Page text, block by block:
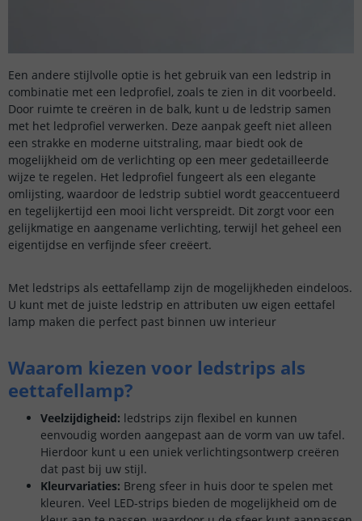
Een andere stijlvolle optie is het gebruik van een ledstrip in
combinatie met een ledprofiel, zoals te zien in dit voorbeeld.
Door ruimte te creëren in de balk, kunt u de ledstrip samen
met het ledprofiel verwerken. Deze aanpak geeft niet alleen
een strakke en moderne uitstraling, maar biedt ook de
mogelijkheid om de verlichting op een meer gedetailleerde
wijze te regelen. Het ledprofiel fungeert als een elegante
omlijsting, waardoor de ledstrip subtiel wordt geaccentueerd
en tegelijkertijd een mooi licht verspreidt. Dit zorgt voor een
gelijkmatige en aangename verlichting, terwijl het geheel een
eigentijdse en verfijnde sfeer creëert.
Met ledstrips als eettafellamp zijn de mogelijkheden eindeloos.
U kunt met de juiste ledstrip en attributen uw eigen eettafel
lamp maken die perfect past binnen uw interieur
Waarom kiezen voor ledstrips als
eettafellamp?
Veelzijdigheid: ledstrips zijn flexibel en kunnen
eenvoudig worden aangepast aan de vorm van uw tafel.
Hierdoor kunt u een uniek verlichtingsontwerp creëren
dat past bij uw stijl.
Kleurvariaties: Breng sfeer in huis door te spelen met
kleuren. Veel LED-strips bieden de mogelijkheid om de